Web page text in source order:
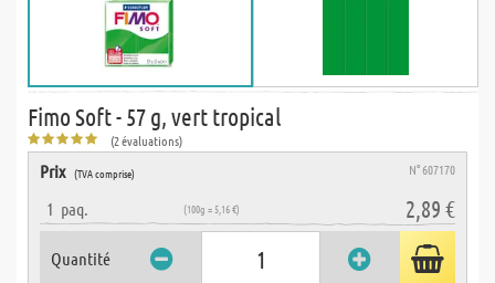
Fimo Soft - 57 g, vert tropical
(2 évaluations)
Prix (TVA comprise) N° 607170
1 paq. (100g = 5,16 €) 2,89 €
Quantité